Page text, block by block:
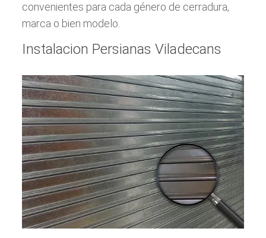
convenientes para cada género de cerradura,
marca o bien modelo.
Instalacion Persianas Viladecans